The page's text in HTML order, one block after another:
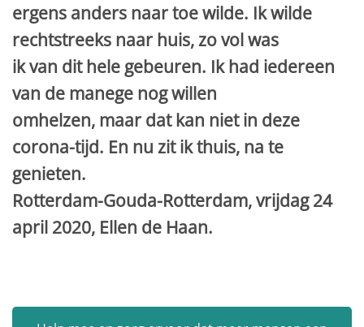
ergens anders naar toe wilde. Ik wilde
rechtstreeks naar huis, zo vol was
ik van dit hele gebeuren. Ik had iedereen
van de manege nog willen
omhelzen, maar dat kan niet in deze
corona-tijd. En nu zit ik thuis, na te
genieten.
Rotterdam-Gouda-Rotterdam, vrijdag 24
april 2020, Ellen de Haan.